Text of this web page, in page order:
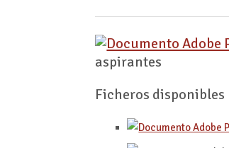
aspirantes
Ficheros disponibles